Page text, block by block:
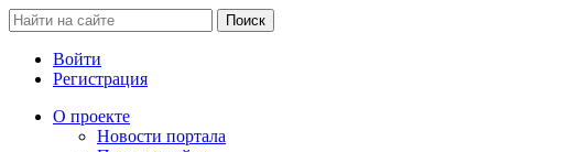
Войти
Регистрация
О проекте
Новости портала